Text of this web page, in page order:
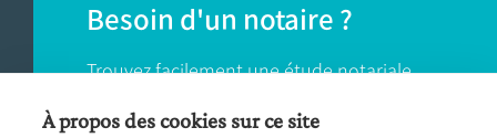
Besoin d'un notaire ?
Trouvez facilement une étude notariale
près de chez vous.
À propos des cookies sur ce site